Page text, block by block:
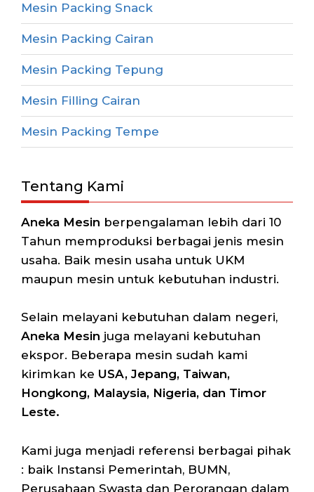
Mesin Packing Snack
Mesin Packing Cairan
Mesin Packing Tepung
Mesin Filling Cairan
Mesin Packing Tempe
Tentang Kami
Aneka Mesin berpengalaman lebih dari 10
Tahun memproduksi berbagai jenis mesin
usaha. Baik mesin usaha untuk UKM
maupun mesin untuk kebutuhan industri.
Selain melayani kebutuhan dalam negeri,
Aneka Mesin juga melayani kebutuhan
ekspor. Beberapa mesin sudah kami
kirimkan ke USA, Jepang, Taiwan,
Hongkong, Malaysia, Nigeria, dan Timor
Leste.
Kami juga menjadi referensi berbagai pihak
: baik Instansi Pemerintah, BUMN,
Perusahaan Swasta dan Perorangan dalam